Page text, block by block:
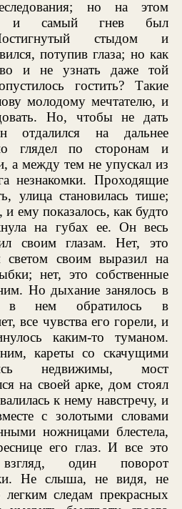
но на этом
и самый гнев был
стыдом и
потупив глаза; но как
и не узнать даже той
гостить? Такие
молодому мечтателю, и
Но, чтобы не дать
отдалился на дальнее
глядел по сторонам и
а между тем не упускал из
незнакомки. Проходящие
улица становилась тише;
и ему показалось, как будто
на губах ее. Он весь
своим глазам. Нет, это
своим выразил на
нет, это собственные
Но дыхание занялось в
нем обратилось в
все чувства его горели, и
каким-то туманом.
кареты со скачущими
недвижимы, мост
на своей арке, дом стоял
к нему навстречу, и
с золотыми словами
ножницами блестела,
его глаз. И все это
один поворот
Не слыша, не видя, не
следам прекрасных